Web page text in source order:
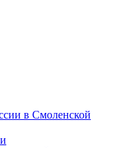
в Смоленской